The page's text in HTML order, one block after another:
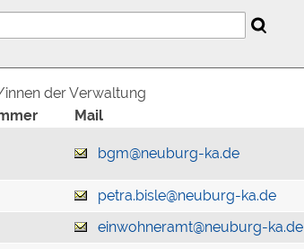
der Verwaltung
Mail
bgm@neuburg-ka.de
petra.bisle@neuburg-ka.de
einwohneramt@neuburg-ka.de